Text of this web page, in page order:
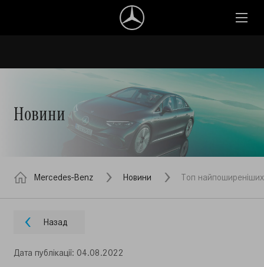
Новини
Mercedes-Benz Новини Топ найпоширеніших
Назад
Дата публiкацiї: 04.08.2022